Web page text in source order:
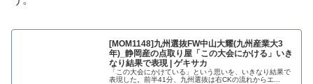
[MOM1148]九州選抜FW中山大耀(九州産業大3
年)_静岡産の点取り屋「この大会にかける」いき
なり結果で表現 | ゲキサカ
「この大会にかけている」という思いを、いきなり結果で
表現した。前半41分、九州選抜は右CKの流れからエ...